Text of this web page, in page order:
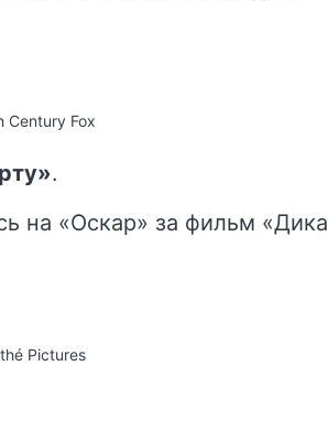
Century Fox
.
на «Оскар» за фильм
Pictures